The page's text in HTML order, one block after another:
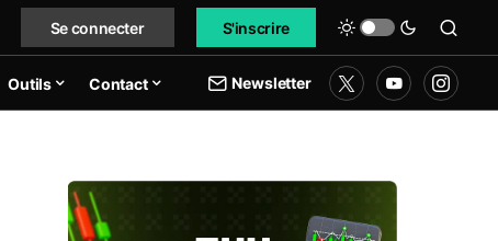
Se connecter S'inscrire
Outils Contact Newsletter